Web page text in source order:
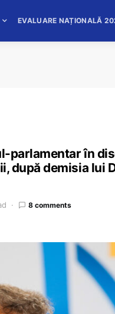
EVALUARE NAȚIONALĂ
parlamentar în
după demisia lui
8 comments